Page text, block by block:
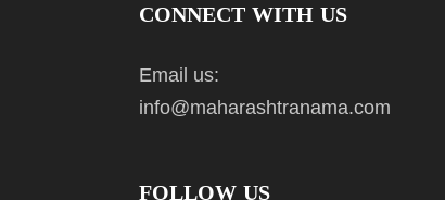
CONNECT WITH US
Email us:
info@maharashtranama.com